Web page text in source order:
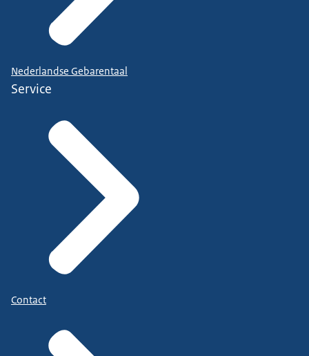
Nederlandse Gebarentaal
Service
Contact